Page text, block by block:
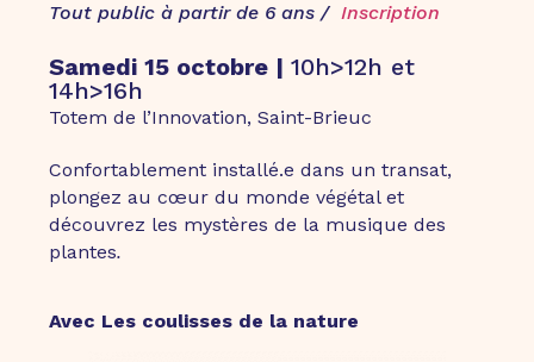
Tout public à partir de 6 ans /Inscription
Samedi 15 octobre |10h>12h et
14h>16h
Totem de l’Innovation, Saint-Brieuc
Confortablement installé.e dans un transat,
plongez au cœur du monde végétal et
découvrez les mystères de la musique des
plantes.
Avec Les coulisses de la nature